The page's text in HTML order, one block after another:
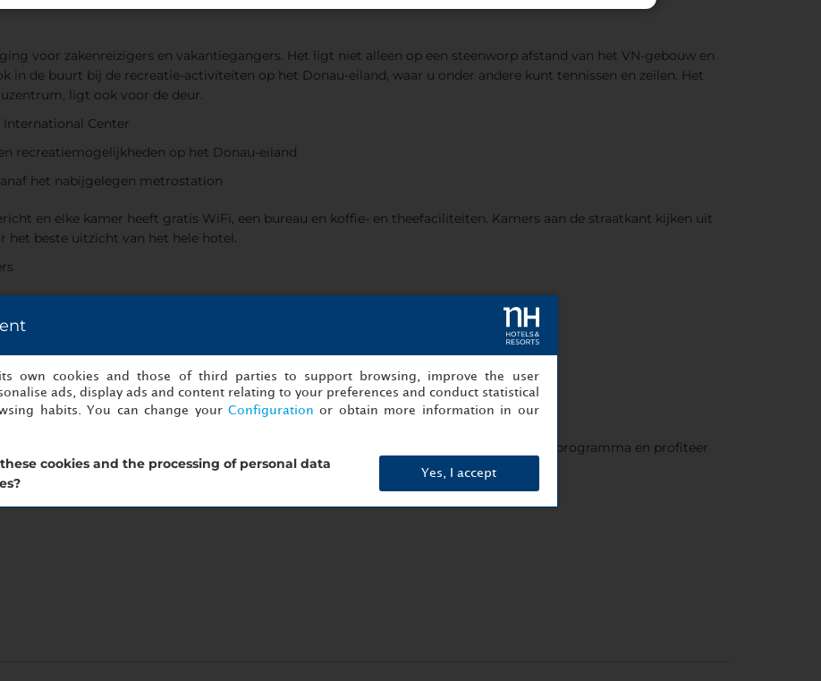
voor zakenreizigers en vakantiegangers. Het ligt niet alleen op een steenworp afstand van het VN-gebouw en
in de buurt bij de recreatie-activiteiten op het Donau-eiland, waar u onder andere kunt tennissen en zeilen. Het
ligt ook voor de deur.
International Center
recreatiemogelijkheden op het Donau-eiland
het nabijgelegen metrostation
en elke kamer heeft gratis WiFi, een bureau en koffie- en theefaciliteiten. Kamers aan de straatkant kijken uit
het beste uitzicht van het hele hotel.
over de rivier
met gerechten.
internationale gerechten
boek dan rechtstreeks via
, meld u aan voor het Minor DISCOVERY programma en profiteer
tot 17:00 uur.
own cookies and those of third parties to support browsing, improve the user
ads, display ads and content relating to your preferences and conduct statistical
habits. You can change your Configuration or obtain more information in our
cookies and the processing of personal data
Yes, I accept